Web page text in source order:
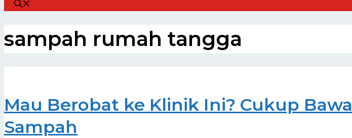
sampah rumah tangga
Mau Berobat ke Klinik Ini? Cukup Bawa
Sampah